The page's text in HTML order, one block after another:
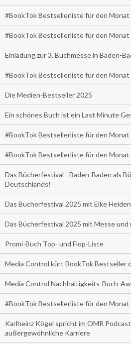
#BookTok Bestsellerliste für den Monat
#BookTok Bestsellerliste für den Monat
Einladung zur 3. Buchmesse in Baden-
#BookTok Bestsellerliste für den Monat
Die Medien-Bestseller 2025
Ein schönes Buch ist ein Last Minute
#BookTok Bestsellerliste für den Monat
#BookTok Bestsellerliste für den
Das Bücherfestival - Baden-Baden als
Deutschlands!
Das Bücherfestival 2025 mit Elke
Das Bücherfestival 2025 mit Messe
Promi-Buch Top- und Flop-Liste
Media Control kürt BookTok Bestseller
Media Control Nachhaltigkeits-Buch-
#BookTok Bestsellerliste für den Monat
Karlheinz Kögel spricht im OMR
außergewöhnliche Karriere